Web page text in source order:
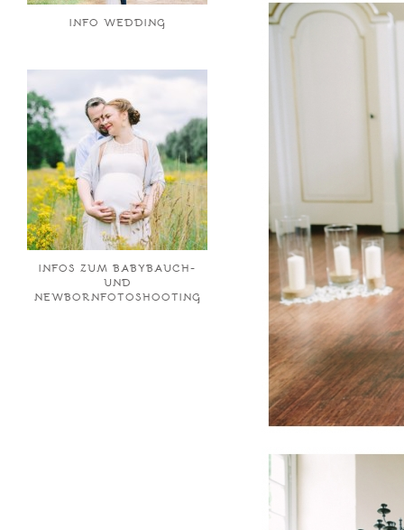
INFO WEDDING
INFOS ZUM BABYBAUCH-
UND
NEWBORNFOTOSHOOTING